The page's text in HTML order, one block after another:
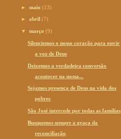
►maio(13)
►abril(7)
▼março(9)
Silenciemos o nosso coração para ouvir
a voz de Deus
Deixemos a verdadeira conversão
acontecer na nossa...
Sejamos presença de Deus na vida dos
pobres
São José intercede por todas as famílias
Busquemos sempre a graça da
reconciliação